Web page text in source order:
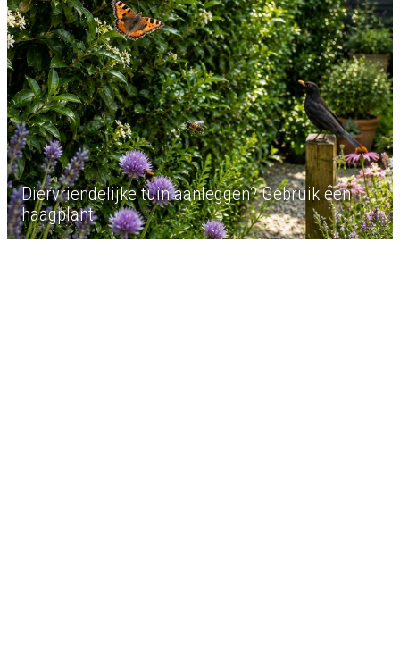
Diervriendelijke tuin aanleggen? Gebruik een
haagplant